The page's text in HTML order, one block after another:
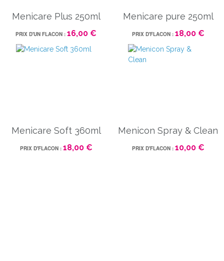
Menicare Plus 250ml
PRIX D'UN FLACON : 16,00 €
Menicare pure 250ml
PRIX D'FLACON : 18,00 €
Menicare Soft 360ml
PRIX D'FLACON : 18,00 €
Menicon Spray & Clean
PRIX D'FLACON : 10,00 €